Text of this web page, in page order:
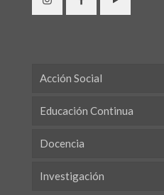
Acción Social
Educación Continua
Docencia
Investigación